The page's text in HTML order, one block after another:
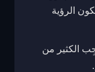
الرؤية
الكثير من